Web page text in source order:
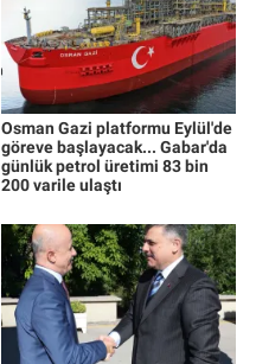
Osman Gazi platformu Eylül'de
göreve başlayacak... Gabar'da
günlük petrol üretimi 83 bin
200 varile ulaştı